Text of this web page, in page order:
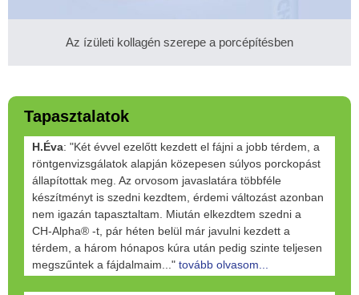
Az ízületi kollagén szerepe a porcépítésben
Tapasztalatok
H.Éva: "Két évvel ezelőtt kezdett el fájni a jobb térdem, a
röntgenvizsgálatok alapján közepesen súlyos porckopást
állapítottak meg. Az orvosom javaslatára többféle
készítményt is szedni kezdtem, érdemi változást azonban
nem igazán tapasztaltam. Miután elkezdtem szedni a
CH-Alpha® -t, pár héten belül már javulni kezdett a
térdem, a három hónapos kúra után pedig szinte teljesen
megszűntek a fájdalmaim..." tovább olvasom...